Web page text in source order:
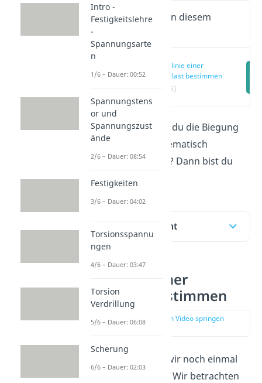
Wichtige Inhalte in diesem
Biegelinie einer
Einzellast bestimmen
(00:16)
Willst du wissen wie du die Biegung
eines Balkens mathematisch
beschreiben kannst? Dann bist du
hier genau richtig!
Inhaltsübersicht
Biegelinie einer
Einzellast bestimmen
zur Stelle im Video springen
(00:16)
Zu Beginn frischen wir noch einmal
die Grundlagen auf: Wir betrachten
Intro -
Festigkeitslehre
-
Spannungsarte
n
1/6 – Dauer: 00:52
Spannungstens
or und
Spannungszust
ände
2/6 – Dauer: 08:54
Festigkeiten
3/6 – Dauer: 04:02
Torsionsspannu
ngen
4/6 – Dauer: 03:47
Torsion
Verdrillung
5/6 – Dauer: 06:08
Scherung
6/6 – Dauer: 02:03